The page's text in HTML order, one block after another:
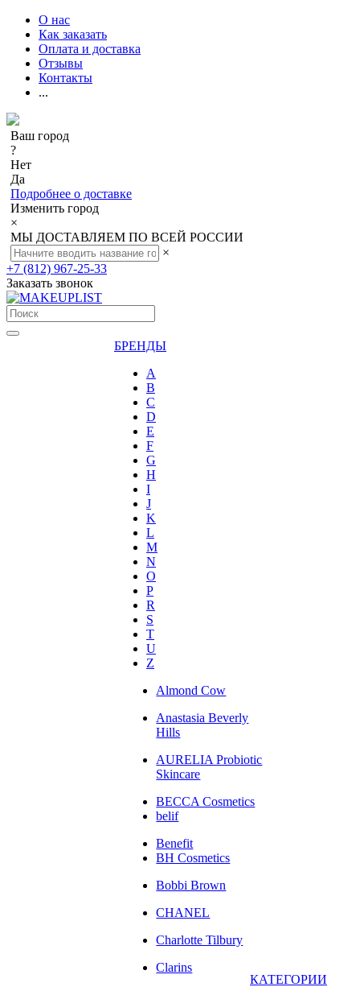
О нас
Как заказать
Оплата и доставка
Отзывы
Контакты
...
Ваш город
?
Нет
Да
Подробнее о доставке
Изменить город
×
МЫ ДОСТАВЛЯЕМ ПО ВСЕЙ РОССИИ
×
+7 (812) 967-25-33
Заказать звонок
БРЕНДЫ
A
B
C
D
E
F
G
H
I
J
K
L
M
N
O
P
R
S
T
U
Z
Almond Cow
Anastasia Beverly
Hills
AURELIA Probiotic
Skincare
BECCA Cosmetics
belif
Benefit
BH Cosmetics
Bobbi Brown
CHANEL
Charlotte Tilbury
Clarins
КАТЕГОРИИ